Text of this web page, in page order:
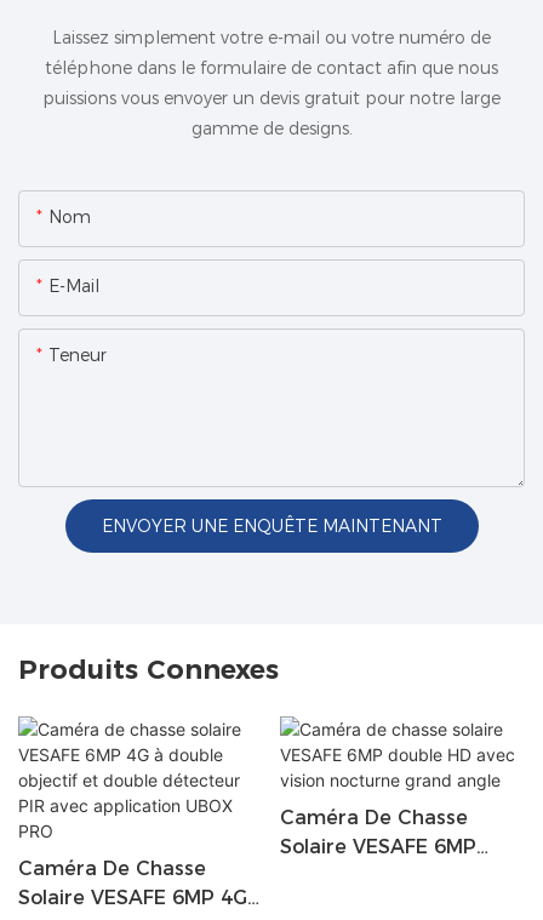
Laissez simplement votre e-mail ou votre numéro de
téléphone dans le formulaire de contact afin que nous
puissions vous envoyer un devis gratuit pour notre large
gamme de designs.
Nom
E-Mail
Teneur
ENVOYER UNE ENQUÊTE MAINTENANT
Produits Connexes
Caméra De Chasse
Solaire VESAFE 6MP 4G
Caméra De Chasse
Solaire VESAFE 6MP